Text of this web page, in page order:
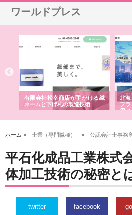
ワールドプレス
有限会社松幸商店が手がける織
ネームと下げ札の製造技術
北
フ
用ペ
ホーム >士業（専門職種） >公認会計士事務
平石化成品工業株式
体加工技術の秘密と
twitter facebook